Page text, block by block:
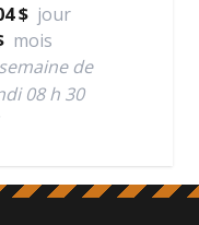
$ jour
mois
de
08 h 30